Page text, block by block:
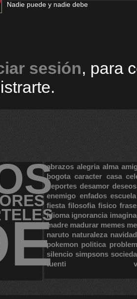
Nadie puede y nadie debe
sesión, para
abrazos alegria alma
bogota caracter casa
deportes desamor deseos
enemigo enfados escuela
fiesta filosofia fisico
idioma ignorancia
madre madurar memes
naruto naturaleza navidad
pokemon politica
silencio simpsons
tuenti